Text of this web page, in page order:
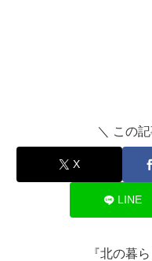
＼ この
X
LINE
『北の暮